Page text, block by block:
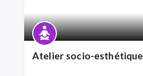
Atelier socio-esthétique